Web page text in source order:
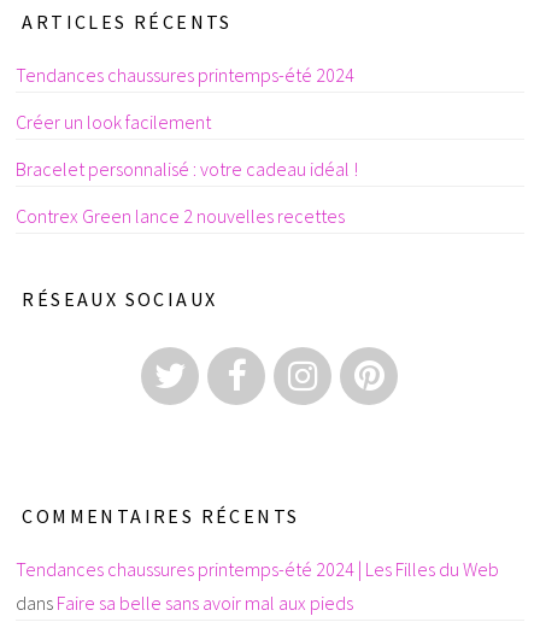
ARTICLES RÉCENTS
Tendances chaussures printemps-été 2024
Créer un look facilement
Bracelet personnalisé : votre cadeau idéal !
Contrex Green lance 2 nouvelles recettes
RÉSEAUX SOCIAUX
COMMENTAIRES RÉCENTS
Tendances chaussures printemps-été 2024 | Les Filles du Web
dans Faire sa belle sans avoir mal aux pieds